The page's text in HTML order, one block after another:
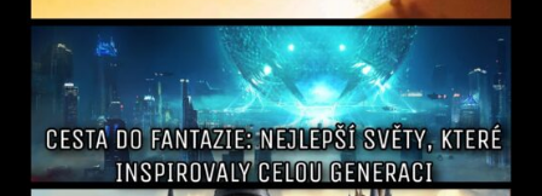
I
NAŠE
DĚTI.
ZNÁME
JE
ALE
DOOPRAVDY?
ČÁST
35.